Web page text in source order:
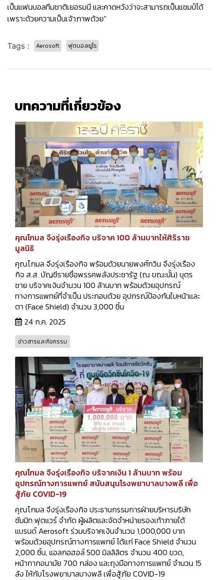
เป็นแฟนบอลทีมชาติเยอรมนี และคาดหวังว่าจะสามารถเป็นแชมป์ได้
เพราะด้วยความเป็นเจ้าภาพด้วย"
Tags : Aerosoft ฟุตบอลยูโร
บทความที่เกี่ยวข้อง
คุณโกมล จึงรุ่งเรืองกิจ บริจาค 100 ล้านบาทให้ศิริราช
มูลนิธิ
คุณโกมล จึงรุ่งเรืองกิจ พร้อมด้วยนายพงศ์กวิน จึงรุ่งเรือง
กิจ ส.ส. บัญชีรายชื่อพรรคพลังประชารัฐ (ณ ขณะนั้น) บุตร
ชาย บริจาคเงินจำนวน 100 ล้านบาท พร้อมด้วยอุปกรณ์
ทางการแพทย์ที่จำเป็น ประกอบด้วย อุปกรณ์ป้องกันใบหน้าและ
ตา (Face Shield) จำนวน 3,000 ชิ้น
24 ก.ค. 2025
ข่าวสารและกิจกรรม
คุณโกมล จึงรุ่งเรืองกิจ บริจาคเงิน 1 ล้านบาท พร้อม
อุปกรณ์ทางการแพทย์ สนับสนุนโรงพยาบาลบางพลี เพื่อ
สู้ภัย COVID-19
คุณโกมล จึงรุ่งเรืองกิจ ประธานกรรมการฝ่ายบริหารบริษัท
ซัมมิท ฟุตแวร์ จำกัด ผู้ผลิตและจัดจำหน่ายรองเท้าภายใต้
แบรนด์ Aerosoft ร่วมบริจาคเงินจำนวน 1,000,000 บาท
พร้อมด้วยอุปกรณ์ทางการแพทย์ ได้แก่ Face Shield จำนวน
2,000 ชิ้น, แอลกอฮอล์ 500 มิลลิลิตร จำนวน 400 ขวด,
หน้ากากอนามัย 700 กล่อง และถุงมือทางการแพทย์ จำนวน 15
ลัง ให้กับโรงพยาบาลบางพลี เพื่อสู้ภัย COVID-19